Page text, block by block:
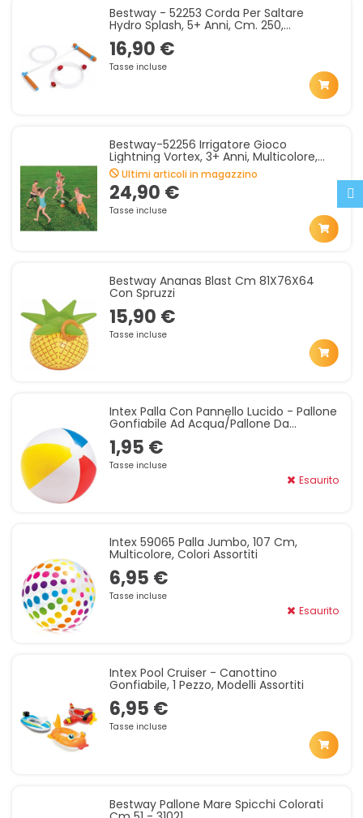
Bestway - 52253 Corda Per Saltare
Hydro Splash, 5+ Anni, Cm. 250,
Multicolore, 52253
16,90 €
Tasse incluse
Bestway-52256 Irrigatore Gioco
Lightning Vortex, 3+ Anni, Multicolore,
52256
Ultimi articoli in magazzino
24,90 €
Tasse incluse
Bestway Ananas Blast Cm 81X76X64
Con Spruzzi
15,90 €
Tasse incluse
Intex Palla Con Pannello Lucido - Pallone
Gonfiabile Ad Acqua/pallone Da
Spiaggia, Colori Assortiti
1,95 €
Tasse incluse
Esaurito
Intex 59065 Palla Jumbo, 107 Cm,
Multicolore, Colori Assortiti
6,95 €
Tasse incluse
Esaurito
Intex Pool Cruiser - Canottino
Gonfiabile, 1 Pezzo, Modelli Assortiti
6,95 €
Tasse incluse
Bestway Pallone Mare Spicchi Colorati